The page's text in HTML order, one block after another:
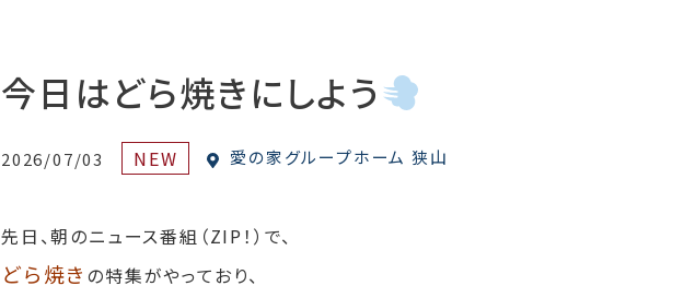
今日はどら焼きにしよう
2026/07/03 NEW 愛の家グループホーム 狭山
先日、朝のニュース番組（ZIP！）で、
どら焼き の特集がやっており、